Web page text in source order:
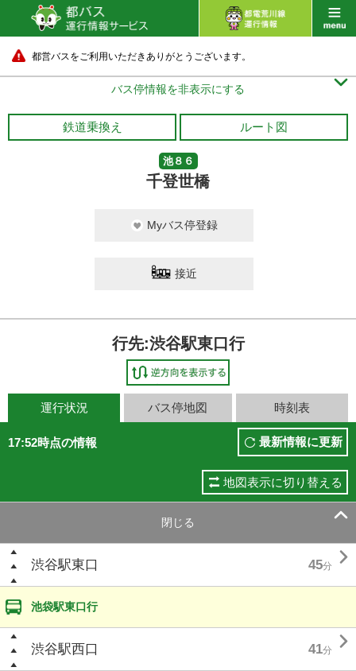
都営バスをご利用いただきありがとうございます。
バス停情報を非表示にする 
鉄道乗換え ルート図
池８６
千登世橋
Myバス停登録
接近
行先:渋谷駅東口行
運行状況 バス停地図 時刻表
17:52時点の情報 最新情報に更新
地図表示に切り替える
閉じる 
渋谷駅東口 45分 
池袋駅東口行
渋谷駅西口 41分 